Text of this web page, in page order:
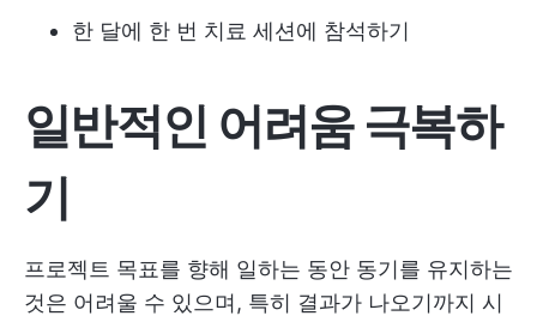
한 달에 한 번 치료 세션에 참석하기
일반적인 어려움 극복하
기
프로젝트 목표를 향해 일하는 동안 동기를 유지하는
것은 어려울 수 있으며, 특히 결과가 나오기까지 시